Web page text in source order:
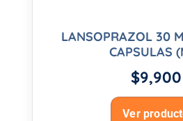
LANSOPRAZOL 30
CAPSULAS
$9,900
Ver